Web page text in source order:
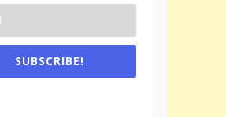
SUBSCRIBE!